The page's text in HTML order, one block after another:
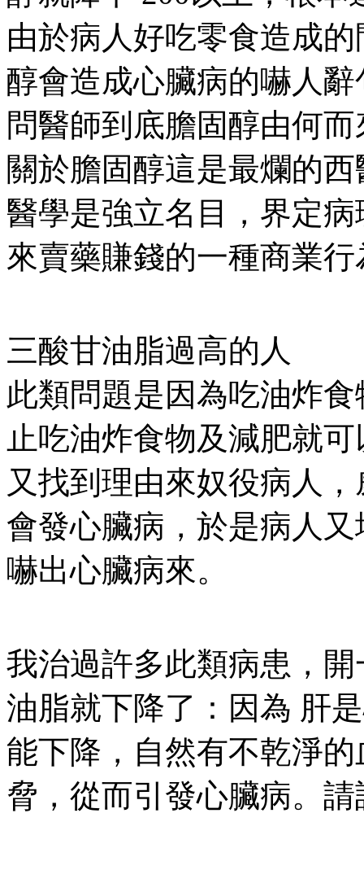
由於病人好吃零食造成
醇會造成心臟病的嚇人
問醫師到底膽固醇由何
關於膽固醇這是最爛的
醫學是強立名目，界定
來賣藥賺錢的一種商業行
三酸甘油脂過高的人
此類問題是因為吃油炸
止吃油炸食物及減肥就
又找到理由來奴役病人
會發心臟病，於是病人
嚇出心臟病來。
我治過許多此類病患，
油脂就下降了：因為 肝
能下降，自然有不乾淨
脅，從而引發心臟病。